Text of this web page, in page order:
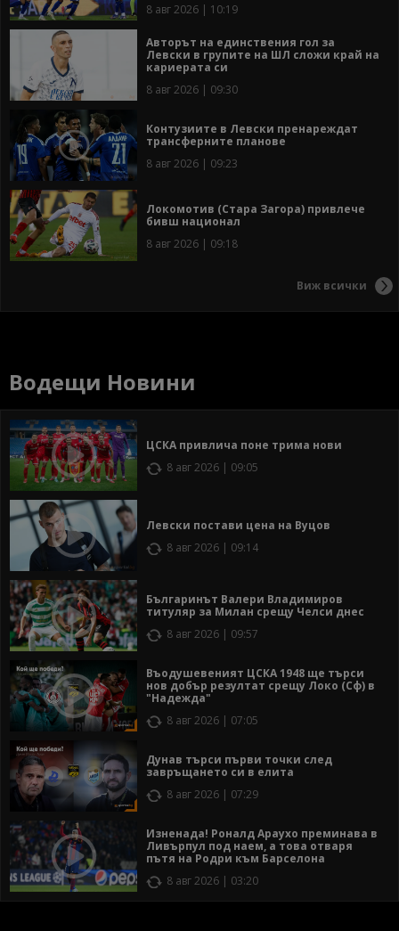
8 авг 2026 | 10:19
Авторът на единствения гол за
Левски в групите на ШЛ сложи край на
кариерата си
8 авг 2026 | 09:30
Контузиите в Левски пренареждат
трансферните планове
8 авг 2026 | 09:23
Локомотив (Стара Загора) привлече
бивш национал
8 авг 2026 | 09:18
Виж всички
Водещи Новини
ЦСКА привлича поне трима нови
8 авг 2026 | 09:05
Левски постави цена на Вуцов
8 авг 2026 | 09:14
Българинът Валери Владимиров
титуляр за Милан срещу Челси днес
8 авг 2026 | 09:57
Въодушевеният ЦСКА 1948 ще търси
нов добър резултат срещу Локо (Сф) в
"Надежда"
8 авг 2026 | 07:05
Дунав търси първи точки след
завръщането си в елита
8 авг 2026 | 07:29
Изненада! Роналд Араухо преминава в
Ливърпул под наем, а това отваря
пътя на Родри към Барселона
8 авг 2026 | 03:20